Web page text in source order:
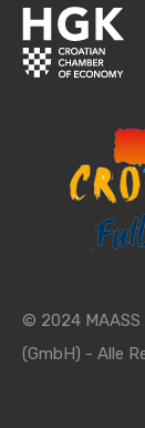
© 2024 MAASS
(GmbH) - Alle